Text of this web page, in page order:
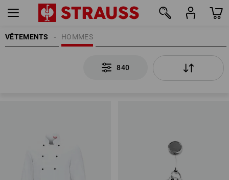
VÊTEMENTS HOMMES
840